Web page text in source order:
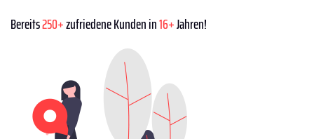
Bereits250+zufriedene Kunden in16+Jahren!